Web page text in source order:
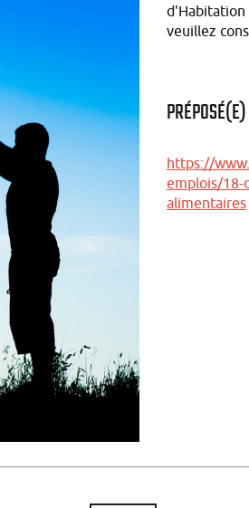
d'Habitation
veuillez
https://
emplois/18-
alimentaires